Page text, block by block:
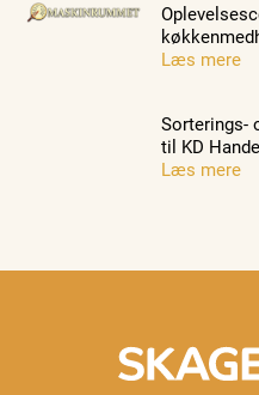
Læs mere
Sorterings-
til KD
Læs mere